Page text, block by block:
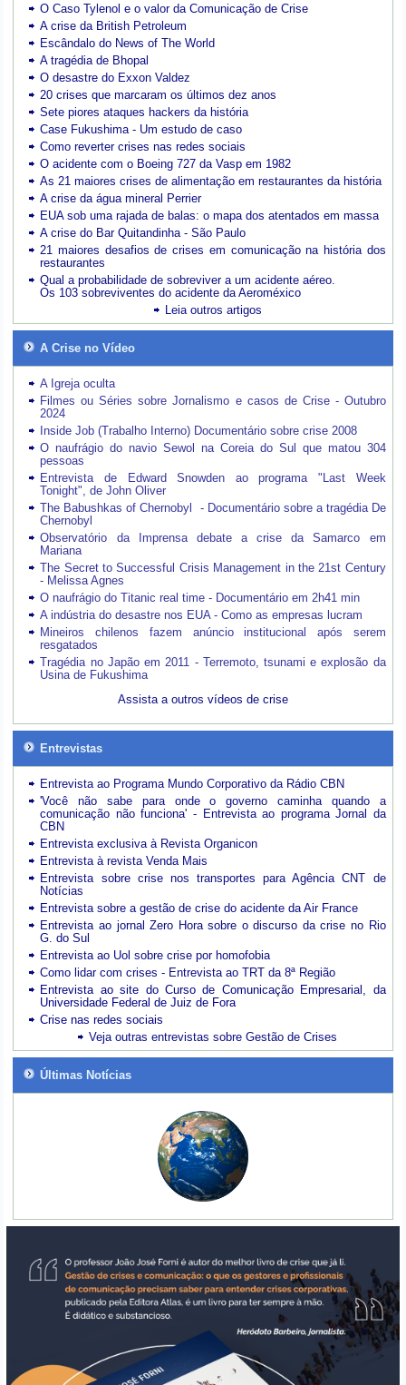
O Caso Tylenol e o valor da Comunicação de Crise
A crise da British Petroleum
Escândalo do News of The World
A tragédia de Bhopal
O desastre do Exxon Valdez
20 crises que marcaram os últimos dez anos
Sete piores ataques hackers da história
Case Fukushima - Um estudo de caso
Como reverter crises nas redes sociais
O acidente com o Boeing 727 da Vasp em 1982
As 21 maiores crises de alimentação em restaurantes da história
A crise da água mineral Perrier
EUA sob uma rajada de balas: o mapa dos atentados em massa
A crise do Bar Quitandinha - São Paulo
21 maiores desafios de crises em comunicação na história dos
restaurantes
Qual a probabilidade de sobreviver a um acidente aéreo.
Os 103 sobreviventes do acidente da Aeroméxico
Leia outros artigos
A Crise no Vídeo
A Igreja oculta
Filmes ou Séries sobre Jornalismo e casos de Crise - Outubro
2024
Inside Job (Trabalho Interno) Documentário sobre crise 2008
O naufrágio do navio Sewol na Coreia do Sul que matou 304
pessoas
Entrevista de Edward Snowden ao programa "Last Week
Tonight", de John Oliver
The Babushkas of Chernobyl - Documentário sobre a tragédia De
Chernobyl
Observatório da Imprensa debate a crise da Samarco em
Mariana
The Secret to Successful Crisis Management in the 21st Century
- Melissa Agnes
O naufrágio do Titanic real time - Documentário em 2h41 min
A indústria do desastre nos EUA - Como as empresas lucram
Mineiros chilenos fazem anúncio institucional após serem
resgatados
Tragédia no Japão em 2011 - Terremoto, tsunami e explosão da
Usina de Fukushima
Assista a outros vídeos de crise
Entrevistas
Entrevista ao Programa Mundo Corporativo da Rádio CBN
'Você não sabe para onde o governo caminha quando a
comunicação não funciona' - Entrevista ao programa Jornal da
CBN
Entrevista exclusiva à Revista Organicon
Entrevista à revista Venda Mais
Entrevista sobre crise nos transportes para Agência CNT de
Notícias
Entrevista sobre a gestão de crise do acidente da Air France
Entrevista ao jornal Zero Hora sobre o discurso da crise no Rio
G. do Sul
Entrevista ao Uol sobre crise por homofobia
Como lidar com crises - Entrevista ao TRT da 8ª Região
Entrevista ao site do Curso de Comunicação Empresarial, da
Universidade Federal de Juiz de Fora
Crise nas redes sociais
Veja outras entrevistas sobre Gestão de Crises
Últimas Notícias